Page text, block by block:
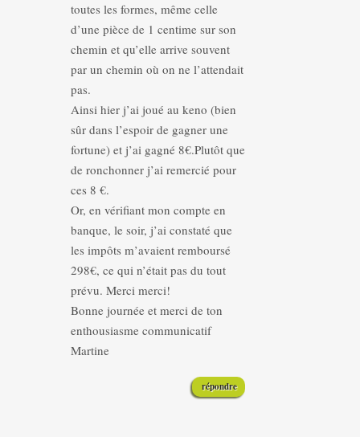
toutes les formes, même celle
d’une pièce de 1 centime sur son
chemin et qu’elle arrive souvent
par un chemin où on ne l’attendait
pas.
Ainsi hier j’ai joué au keno (bien
sûr dans l’espoir de gagner une
fortune) et j’ai gagné 8€.Plutôt que
de ronchonner j’ai remercié pour
ces 8 €.
Or, en vérifiant mon compte en
banque, le soir, j’ai constaté que
les impôts m’avaient remboursé
298€, ce qui n’était pas du tout
prévu. Merci merci!
Bonne journée et merci de ton
enthousiasme communicatif
Martine
répondre